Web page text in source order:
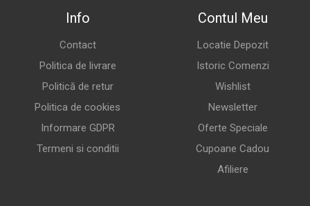
Info
Contact
Politica de livrare
Politică de retur
Politica de cookies
Informare GDPR
Termeni si conditii
Contul Meu
Locatie Depozit
Istoric Comenzi
Wishlist
Newsletter
Oferte Speciale
Cupoane Cadou
Afiliere